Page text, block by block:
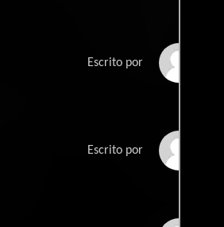
Escrito por
Escrito por